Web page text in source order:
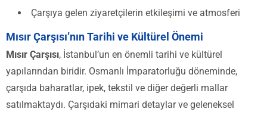
Çarşıya gelen ziyaretçilerin etkileşimi ve atmosferi
Mısır Çarşısı’nın Tarihi ve Kültürel Önemi
Mısır Çarşısı, İstanbul’un en önemli tarihi ve kültürel
yapılarından biridir. Osmanlı İmparatorluğu döneminde,
çarşıda baharatlar, ipek, tekstil ve diğer değerli mallar
satılmaktaydı. Çarşıdaki mimari detaylar ve geleneksel